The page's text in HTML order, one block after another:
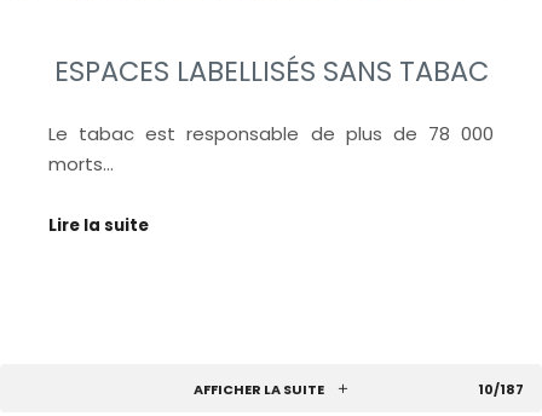
ESPACES LABELLISÉS SANS TABAC
Le tabac est responsable de plus de 78 000
morts…
Lire la suite
AFFICHER LA SUITE 10/187